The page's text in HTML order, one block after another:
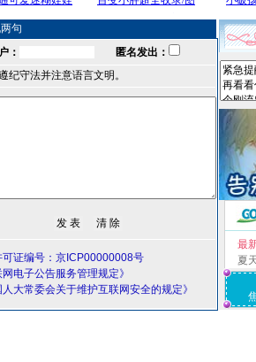
句
匿名发出：
纪守法并注意语言文明。
可证编号：京ICP00000008号
电子公告服务管理规定》
大常委会关于维护互联网安全的规定》
最
夏